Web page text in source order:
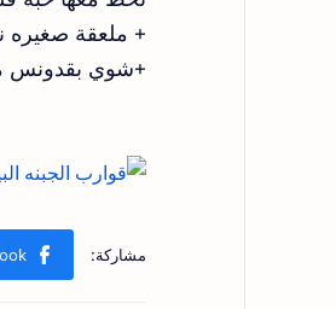
+ ملعقة صغيره
+شوي بقدونس